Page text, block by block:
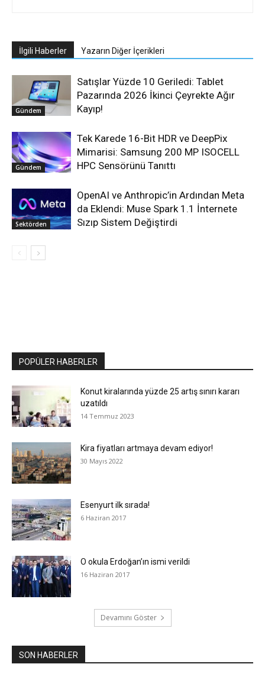
İlgili Haberler Yazarın Diğer İçerikleri
Gündem
Satışlar Yüzde 10 Geriledi: Tablet
Pazarında 2026 İkinci Çeyrekte Ağır
Kayıp!
Gündem
Tek Karede 16-Bit HDR ve DeepPix
Mimarisi: Samsung 200 MP ISOCELL
HPC Sensörünü Tanıttı
Sektörden
OpenAI ve Anthropic’in Ardından Meta
da Eklendi: Muse Spark 1.1 İnternete
Sızıp Sistem Değiştirdi
POPÜLER HABERLER
Konut kiralarında yüzde 25 artış sınırı kararı
uzatıldı
14 Temmuz 2023
Kira fiyatları artmaya devam ediyor!
30 Mayıs 2022
Esenyurt ilk sırada!
6 Haziran 2017
O okula Erdoğan’ın ismi verildi
16 Haziran 2017
Devamını Göster
SON HABERLER